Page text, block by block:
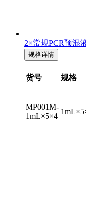
2×常规PCR预混
规格详情
货号 规格
MP001M-
1mL×5×4